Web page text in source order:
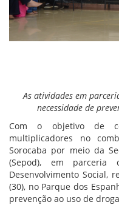
As atividades em
necessidade de
Com o objetivo de
multiplicadores no
Sorocaba por meio da
(Sepod), em parceria
Desenvolvimento Social,
(30), no Parque dos
prevenção ao uso de